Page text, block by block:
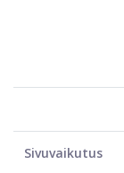
Sivuvaikutus